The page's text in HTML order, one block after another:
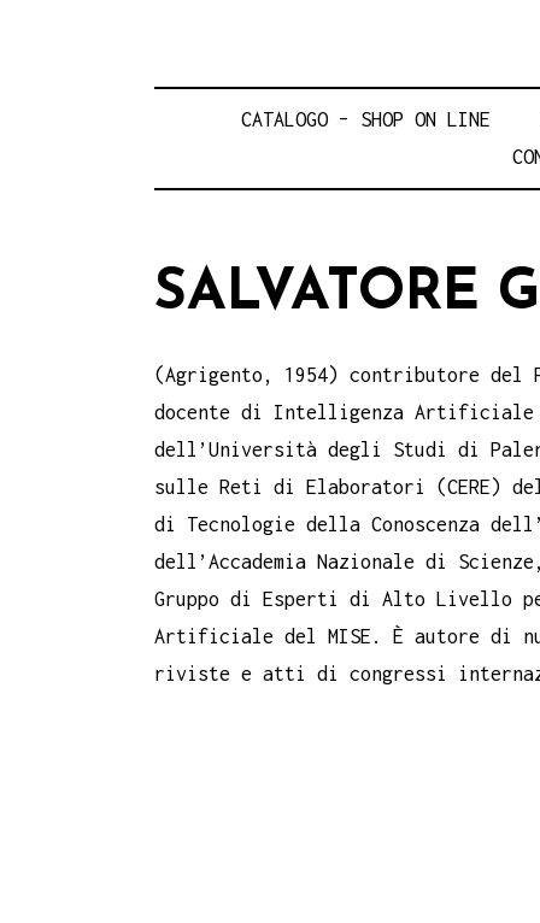
CATALOGO – SHOP ON LINE
SALVATORE
(Agrigento, 1954) contributore del
docente di Intelligenza Artificiale
dell’Università degli Studi di
sulle Reti di Elaboratori (CERE)
di Tecnologie della Conoscenza
dell’Accademia Nazionale di
Gruppo di Esperti di Alto Livello
Artificiale del MISE. È autore di
riviste e atti di congressi